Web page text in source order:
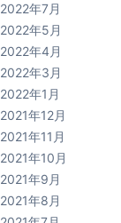
2022年7月
2022年5月
2022年4月
2022年3月
2022年1月
2021年12月
2021年11月
2021年10月
2021年9月
2021年8月